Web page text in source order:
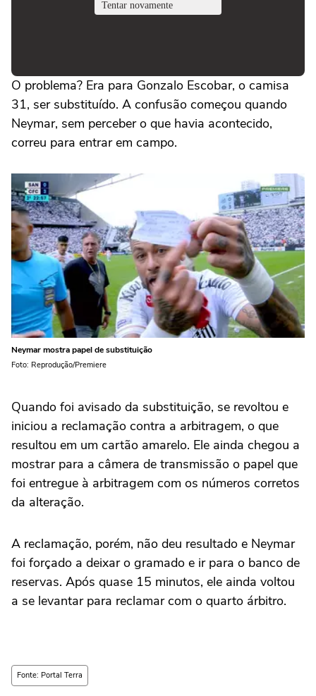
O problema? Era para Gonzalo Escobar, o camisa
31, ser substituído. A confusão começou quando
Neymar, sem perceber o que havia acontecido,
correu para entrar em campo.
Neymar mostra papel de substituição
Foto: Reprodução/Premiere
Quando foi avisado da substituição, se revoltou e
iniciou a reclamação contra a arbitragem, o que
resultou em um cartão amarelo. Ele ainda chegou a
mostrar para a câmera de transmissão o papel que
foi entregue à arbitragem com os números corretos
da alteração.
A reclamação, porém, não deu resultado e Neymar
foi forçado a deixar o gramado e ir para o banco de
reservas. Após quase 15 minutos, ele ainda voltou
a se levantar para reclamar com o quarto árbitro.
Fonte: Portal Terra